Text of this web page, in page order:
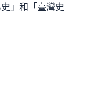
」和「臺灣史